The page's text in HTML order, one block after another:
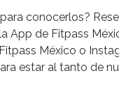
conocerlos?
App de Fitpass
México o
estar al tanto de